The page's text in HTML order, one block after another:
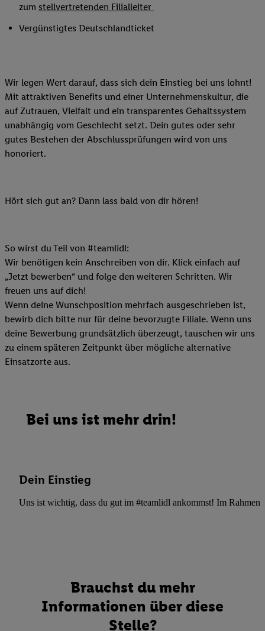
zum stellvertretenden Filialleiter
Vergünstigtes Deutschlandticket
Wir legen Wert darauf, dass sich dein Einstieg bei uns lohnt!
Mit attraktiven Benefits und einer Unternehmenskultur, die
auf Zutrauen, Vielfalt und ein transparentes Gehaltssystem
unabhängig vom Geschlecht setzt. Dein gutes oder sehr
gutes Bestehen der Abschlussprüfungen wird von uns
honoriert.
Hört sich gut an? Dann lass bald von dir hören!
So wirst du Teil von #teamlidl:
Wir benötigen kein Anschreiben von dir. Klick einfach auf
„Jetzt bewerben“ und folge den weiteren Schritten. Wir
freuen uns auf dich!
Wenn deine Wunschposition mehrfach ausgeschrieben ist,
bewirb dich bitte nur für deine bevorzugte Filiale. Wenn uns
deine Bewerbung grundsätzlich überzeugt, tauschen wir uns
zu einem späteren Zeitpunkt über mögliche alternative
Einsatzorte aus.
Bei uns ist mehr drin!
Dein Einstieg
Uns ist wichtig, dass du gut im #teamlidl ankommst! Im Rahmen
Brauchst du mehr
Informationen über diese
Stelle?